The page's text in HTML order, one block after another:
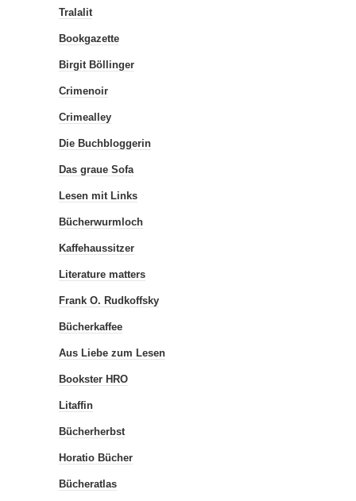
Tralalit
Bookgazette
Birgit Böllinger
Crimenoir
Crimealley
Die Buchbloggerin
Das graue Sofa
Lesen mit Links
Bücherwurmloch
Kaffehaussitzer
Literature matters
Frank O. Rudkoffsky
Bücherkaffee
Aus Liebe zum Lesen
Bookster HRO
Litaffin
Bücherherbst
Horatio Bücher
Bücheratlas